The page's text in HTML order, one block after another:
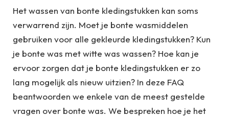
Het wassen van bonte kledingstukken kan soms
verwarrend zijn. Moet je bonte wasmiddelen
gebruiken voor alle gekleurde kledingstukken? Kun
je bonte was met witte was wassen? Hoe kan je
ervoor zorgen dat je bonte kledingstukken er zo
lang mogelijk als nieuw uitzien? In deze FAQ
beantwoorden we enkele van de meest gestelde
vragen over bonte was. We bespreken hoe je het